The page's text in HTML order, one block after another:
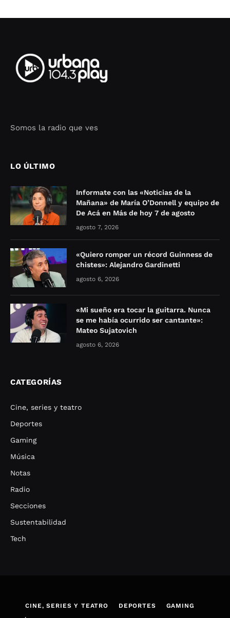
Somos la radio que ves
LO ÚLTIMO
Informate con las «Noticias de la
Mañana» de María O’Donnell y equipo de
De Acá en Más de hoy 7 de agosto
agosto 7, 2026
«Quiero romper un récord Guinness de
chistes»: Alejandro Gardinetti
agosto 6, 2026
«Mi sueño era tocar la guitarra. Nunca
se me había ocurrido ser cantante»:
Mateo Sujatovich
agosto 6, 2026
CATEGORÍAS
Cine, series y teatro
Deportes
Gaming
Música
Notas
Radio
Secciones
Sustentabilidad
Tech
CINE, SERIES Y TEATRO DEPORTES GAMING